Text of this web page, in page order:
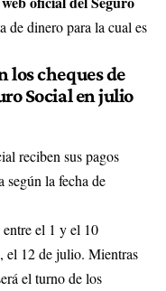
de dinero para la cual es
los cheques de
Social en julio
reciben sus pagos
según la fecha de
el 1 y el 10
el 12 de julio. Mientras
el turno de los